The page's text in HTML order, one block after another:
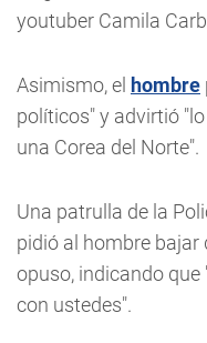
youtuber Camila
Asimismo, el hombre
políticos" y advirtió
una Corea del Norte".
Una patrulla de la
pidió al hombre bajar
opuso, indicando
con ustedes".